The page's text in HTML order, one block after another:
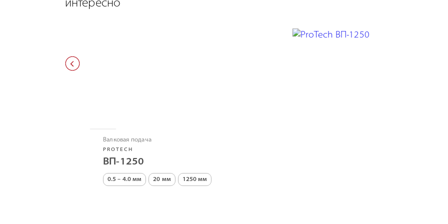
интересно
Валковая подача
PROTECH
ВП-1250
0.5 – 4.0 мм 20 мм 1250 мм